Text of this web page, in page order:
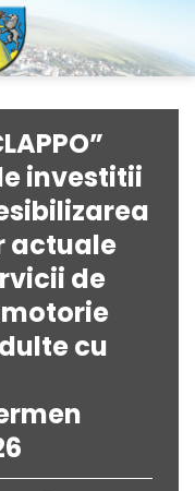
investitii
actuale
de
cu